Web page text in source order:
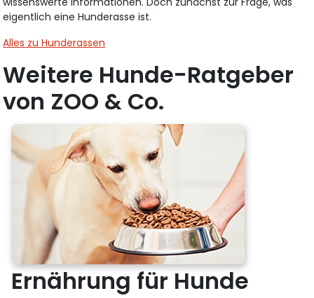
eigentlich eine Hunderasse ist.
Alles zu Hunderassen
Weitere Hunde-Ratgeber
von ZOO & Co.
Ernährung für Hunde